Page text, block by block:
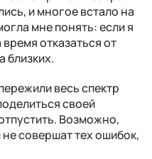
и многое встало на
мне понять: если я
отказаться от
близких.
весь спектр
своей
Возможно,
совершат тех ошибок,